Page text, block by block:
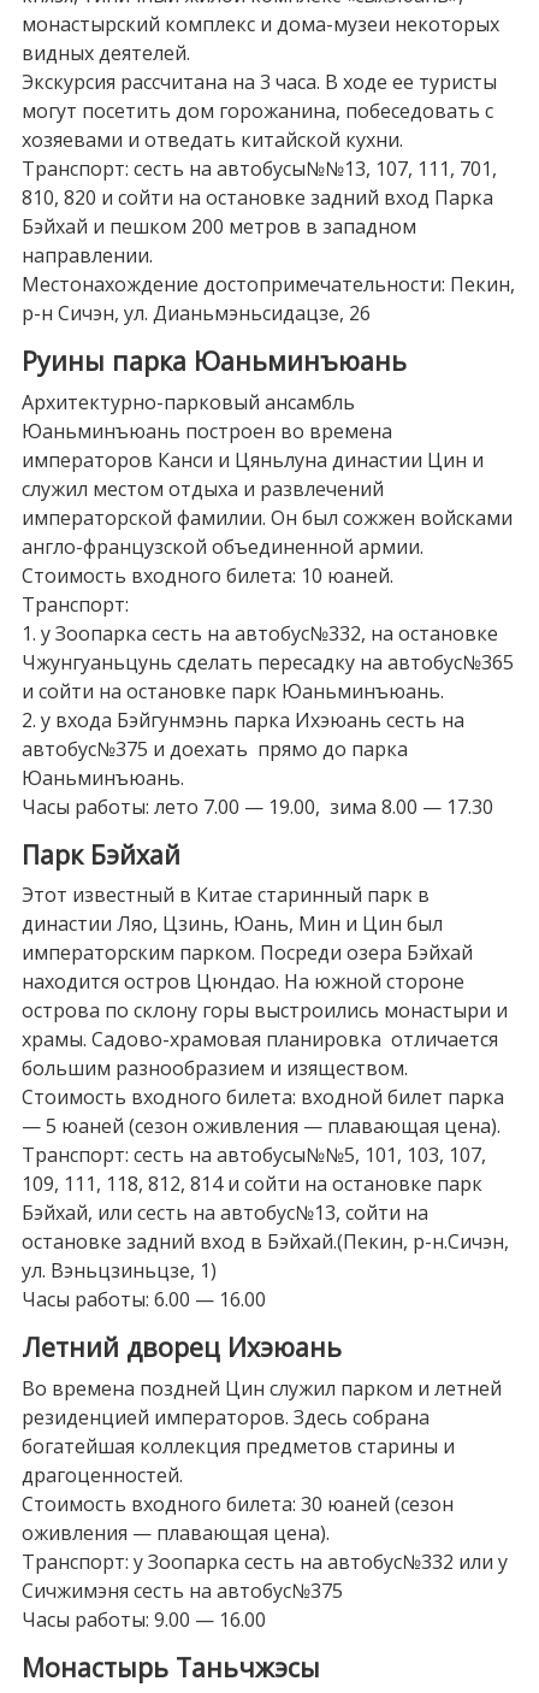
монастырский комплекс и дома-музеи некоторых
видных деятелей.
Экскурсия рассчитана на 3 часа. В ходе ее туристы
могут посетить дом горожанина, побеседовать с
хозяевами и отведать китайской кухни.
Транспорт: сесть на автобусы№№13, 107, 111, 701,
810, 820 и сойти на остановке задний вход Парка
Бэйхай и пешком 200 метров в западном
направлении.
Местонахождение достопримечательности: Пекин,
р-н Сичэн, ул. Дианьмэньсидацзе, 26
Руины парка Юаньминъюань
Архитектурно-парковый ансамбль
Юаньминъюань построен во времена
императоров Канси и Цяньлуна династии Цин и
служил местом отдыха и развлечений
императорской фамилии. Он был сожжен войсками
англо-французской объединенной армии.
Стоимость входного билета: 10 юаней.
Транспорт:
1. у Зоопарка сесть на автобус№332, на остановке
Чжунгуаньцунь сделать пересадку на автобус№365
и сойти на остановке парк Юаньминъюань.
2. у входа Бэйгунмэнь парка Ихэюань сесть на
автобус№375 и доехать прямо до парка
Юаньминъюань.
Часы работы: лето 7.00 — 19.00, зима 8.00 — 17.30
Парк Бэйхай
Этот известный в Китае старинный парк в
династии Ляо, Цзинь, Юань, Мин и Цин был
императорским парком. Посреди озера Бэйхай
находится остров Цюндао. На южной стороне
острова по склону горы выстроились монастыри и
храмы. Садово-храмовая планировка отличается
большим разнообразием и изяществом.
Стоимость входного билета: входной билет парка
— 5 юаней (сезон оживления — плавающая цена).
Транспорт: сесть на автобусы№№5, 101, 103, 107,
109, 111, 118, 812, 814 и сойти на остановке парк
Бэйхай, или сесть на автобус№13, сойти на
остановке задний вход в Бэйхай.(Пекин, р-н.Сичэн,
ул. Вэньцзиньцзе, 1)
Часы работы: 6.00 — 16.00
Летний дворец Ихэюань
Во времена поздней Цин служил парком и летней
резиденцией императоров. Здесь собрана
богатейшая коллекция предметов старины и
драгоценностей.
Стоимость входного билета: 30 юаней (сезон
оживления — плавающая цена).
Транспорт: у Зоопарка сесть на автобус№332 или у
Сичжимэня сесть на автобус№375
Часы работы: 9.00 — 16.00
Монастырь Таньчжэсы